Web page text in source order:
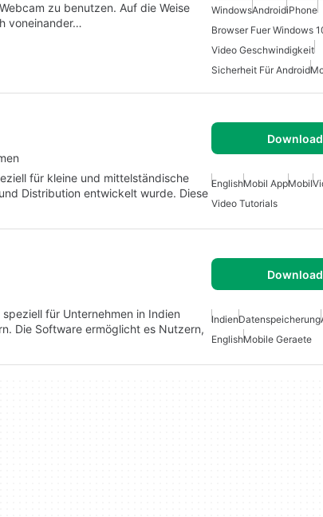
zu benutzen. Auf die Weise
voneinander…
WindowsAndroidiPhone
Browser Fuer Windows
Video Geschwindigkeit
Sicherheit Für Android
für kleine und mittelständische
Distribution entwickelt wurde. Diese
EnglishMobil AppMobil
Video Tutorials
für Unternehmen in Indien
Die Software ermöglicht es Nutzern,
IndienDatenspeicherung
EnglishMobile Geraete